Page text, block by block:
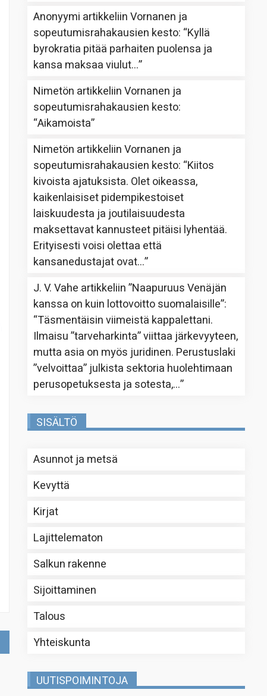
Anonyymi artikkeliinVornanen ja
sopeutumisrahakausien kesto: “Kyllä
byrokratia pitää parhaiten puolensa ja
kansa maksaa viulut…”
Nimetön artikkeliinVornanen ja
sopeutumisrahakausien kesto:
“Aikamoista”
Nimetön artikkeliinVornanen ja
sopeutumisrahakausien kesto: “Kiitos
kivoista ajatuksista. Olet oikeassa,
kaikenlaisiset pidempikestoiset
laiskuudesta ja joutilaisuudesta
maksettavat kannusteet pitäisi lyhentää.
Erityisesti voisi olettaa että
kansanedustajat ovat…”
J. V. Vahe artikkeliin”Naapuruus Venäjän
kanssa on kuin lottovoitto suomalaisille”:
“Täsmentäisin viimeistä kappalettani.
Ilmaisu ”tarveharkinta” viittaa järkevyyteen,
mutta asia on myös juridinen. Perustuslaki
”velvoittaa” julkista sektoria huolehtimaan
perusopetuksesta ja sotesta,…”
SISÄLTÖ
Asunnot ja metsä
Kevyttä
Kirjat
Lajittelematon
Salkun rakenne
Sijoittaminen
Talous
Yhteiskunta
UUTISPOIMINTOJA